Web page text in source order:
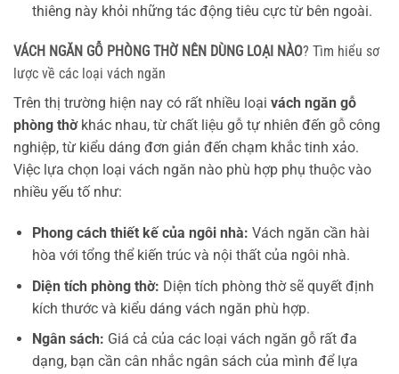
thiêng này khỏi những tác động tiêu cực từ bên ngoài.
VÁCH NGĂN GỖ PHÒNG THỜ NÊN DÙNG LOẠI NÀO? Tìm hiểu sơ
lược về các loại vách ngăn
Trên thị trường hiện nay có rất nhiều loại vách ngăn gỗ
phòng thờkhác nhau, từ chất liệu gỗ tự nhiên đến gỗ công
nghiệp, từ kiểu dáng đơn giản đến chạm khắc tinh xảo.
Việc lựa chọn loại vách ngăn nào phù hợp phụ thuộc vào
nhiều yếu tố như:
Phong cách thiết kế của ngôi nhà: Vách ngăn cần hài
hòa với tổng thể kiến trúc và nội thất của ngôi nhà.
Diện tích phòng thờ: Diện tích phòng thờ sẽ quyết định
kích thước và kiểu dáng vách ngăn phù hợp.
Ngân sách: Giá cả của các loại vách ngăn gỗ rất đa
dạng, bạn cần cân nhắc ngân sách của mình để lựa